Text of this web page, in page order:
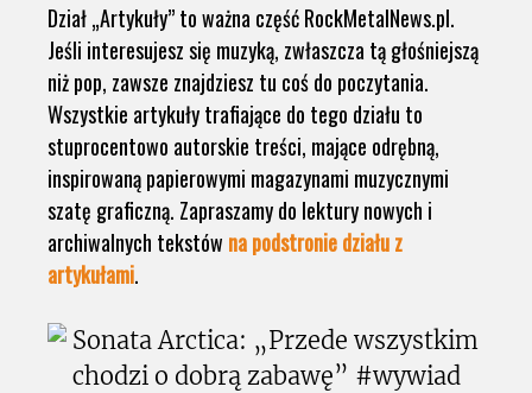
Dział „Artykuły” to ważna część RockMetalNews.pl.
Jeśli interesujesz się muzyką, zwłaszcza tą głośniejszą
niż pop, zawsze znajdziesz tu coś do poczytania.
Wszystkie artykuły trafiające do tego działu to
stuprocentowo autorskie treści, mające odrębną,
inspirowaną papierowymi magazynami muzycznymi
szatę graficzną. Zapraszamy do lektury nowych i
archiwalnych tekstów na podstronie działu z
artykułami.